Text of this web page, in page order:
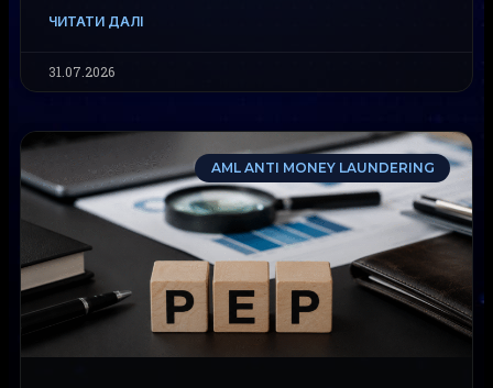
ЧИТАТИ ДАЛІ
31.07.2026
AML ANTI MONEY LAUNDERING